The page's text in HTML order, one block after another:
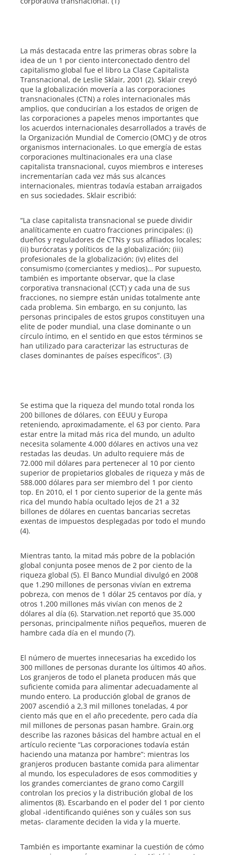
La más destacada entre las primeras obras sobre la
idea de un 1 por ciento interconectado dentro del
capitalismo global fue el libro La Clase Capitalista
Transnacional, de Leslie Sklair, 2001 (2). Sklair creyó
que la globalización movería a las corporaciones
transnacionales (CTN) a roles internacionales más
amplios, que conducirían a los estados de origen de
las corporaciones a papeles menos importantes que
los acuerdos internacionales desarrollados a través de
la Organización Mundial de Comercio (OMC) y de otros
organismos internacionales. Lo que emergía de estas
corporaciones multinacionales era una clase
capitalista transnacional, cuyos miembros e intereses
incrementarían cada vez más sus alcances
internacionales, mientras todavía estaban arraigados
en sus sociedades. Sklair escribió:
“La clase capitalista transnacional se puede dividir
analíticamente en cuatro fracciones principales: (i)
dueños y reguladores de CTNs y sus afiliados locales;
(ii) burócratas y políticos de la globalización; (iii)
profesionales de la globalización; (iv) elites del
consumismo (comerciantes y medios)… Por supuesto,
también es importante observar, que la clase
corporativa transnacional (CCT) y cada una de sus
fracciones, no siempre están unidas totalmente ante
cada problema. Sin embargo, en su conjunto, las
personas principales de estos grupos constituyen una
elite de poder mundial, una clase dominante o un
círculo íntimo, en el sentido en que estos términos se
han utilizado para caracterizar las estructuras de
clases dominantes de países específicos”. (3)
Se estima que la riqueza del mundo total ronda los
200 billones de dólares, con EEUU y Europa
reteniendo, aproximadamente, el 63 por ciento. Para
estar entre la mitad más rica del mundo, un adulto
necesita solamente 4.000 dólares en activos una vez
restadas las deudas. Un adulto requiere más de
72.000 mil dólares para pertenecer al 10 por ciento
superior de propietarios globales de riqueza y más de
588.000 dólares para ser miembro del 1 por ciento
top. En 2010, el 1 por ciento superior de la gente más
rica del mundo había ocultado lejos de 21 a 32
billones de dólares en cuentas bancarias secretas
exentas de impuestos desplegadas por todo el mundo
(4).
Mientras tanto, la mitad más pobre de la población
global conjunta posee menos de 2 por ciento de la
riqueza global (5). El Banco Mundial divulgó en 2008
que 1.290 millones de personas vivían en extrema
pobreza, con menos de 1 dólar 25 centavos por día, y
otros 1.200 millones más vivían con menos de 2
dólares al día (6). Starvation.net reportó que 35.000
personas, principalmente niños pequeños, mueren de
hambre cada día en el mundo (7).
El número de muertes innecesarias ha excedido los
300 millones de personas durante los últimos 40 años.
Los granjeros de todo el planeta producen más que
suficiente comida para alimentar adecuadamente al
mundo entero. La producción global de granos de
2007 ascendió a 2,3 mil millones toneladas, 4 por
ciento más que en el año precedente, pero cada día
mil millones de personas pasan hambre. Grain.org
describe las razones básicas del hambre actual en el
artículo reciente “Las corporaciones todavía están
haciendo una matanza por hambre”: mientras los
granjeros producen bastante comida para alimentar
al mundo, los especuladores de esos commodities y
los grandes comerciantes de grano como Cargill
controlan los precios y la distribución global de los
alimentos (8). Escarbando en el poder del 1 por ciento
global -identificando quiénes son y cuáles son sus
metas- claramente deciden la vida y la muerte.
También es importante examinar la cuestión de cómo